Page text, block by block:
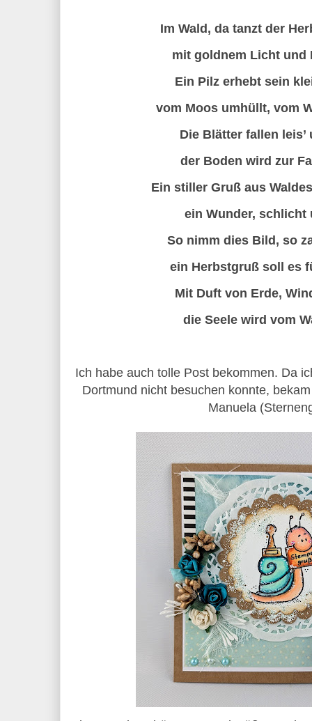
Im Wald, da tanzt der
mit goldnem Licht und
Ein Pilz erhebt sein
vom Moos umhüllt, vom
Die Blätter fallen leis’
der Boden wird zur
Ein stiller Gruß aus
ein Wunder, schlicht
So nimm dies Bild, so
ein Herbstgruß soll es
Mit Duft von Erde,
die Seele wird vom
Ich habe auch tolle Post bekommen. Da
Dortmund nicht besuchen konnte,
Manuela